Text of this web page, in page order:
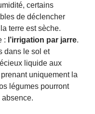
certains
de déclencher
terre est sèche.
: l’irrigation par jarre.
dans le sol et
liquide aux
uniquement la
légumes pourront
absence.